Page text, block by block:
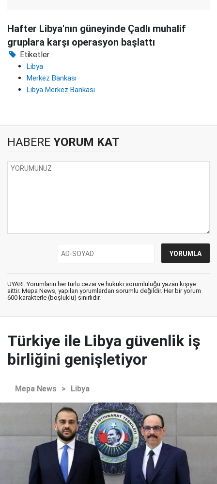
Hafter Libya'nın güneyinde Çadlı muhalif
gruplara karşı operasyon başlattı
Etiketler :
Libya
Merkez Bankası
Libya Merkez Bankası
HABERE YORUM KAT
UYARI: Yorumların her türlü cezai ve hukuki sorumluluğu yazan kişiye
aittir. Mepa News, yapılan yorumlardan sorumlu değildir. Her bir yorum
600 karakterle (boşluklu) sınırlıdır.
Türkiye ile Libya güvenlik iş
birliğini genişletiyor
Mepa News > Libya